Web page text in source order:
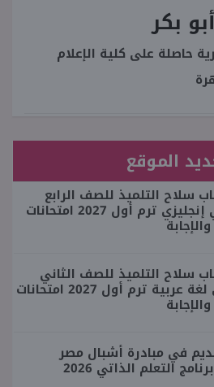
بكر
حاصلة على كلية الإعلام
الموقع
سلاح التلميذ للصف الرابع
الابتدائي إنجليزي ترم أول 2027 امتحانات
سلاح التلميذ للصف الثاني
الإعدادي لغة عربية ترم أول 2027 امتحانات
في مبادرة أشبال مصر
التعلم الذاتي 2026